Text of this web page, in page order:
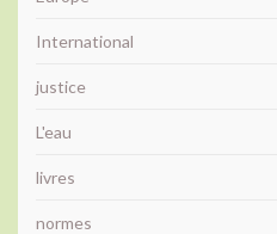
International
justice
L'eau
livres
normes